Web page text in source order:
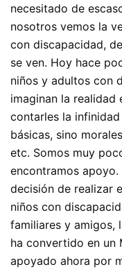
necesitado de
nosotros vemos la
con discapacidad,
se ven. Hoy hace
niños y adultos con
imaginan la realidad
contarles la
básicas, sino
etc. Somos muy
encontramos
decisión de realizar
niños con
familiares y amigos,
ha convertido en un
apoyado ahora por